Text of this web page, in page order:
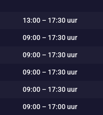
13:00 – 17:30 uur
09:00 – 17:30 uur
09:00 – 17:30 uur
09:00 – 17:30 uur
09:00 – 17:30 uur
09:00 – 17:00 uur